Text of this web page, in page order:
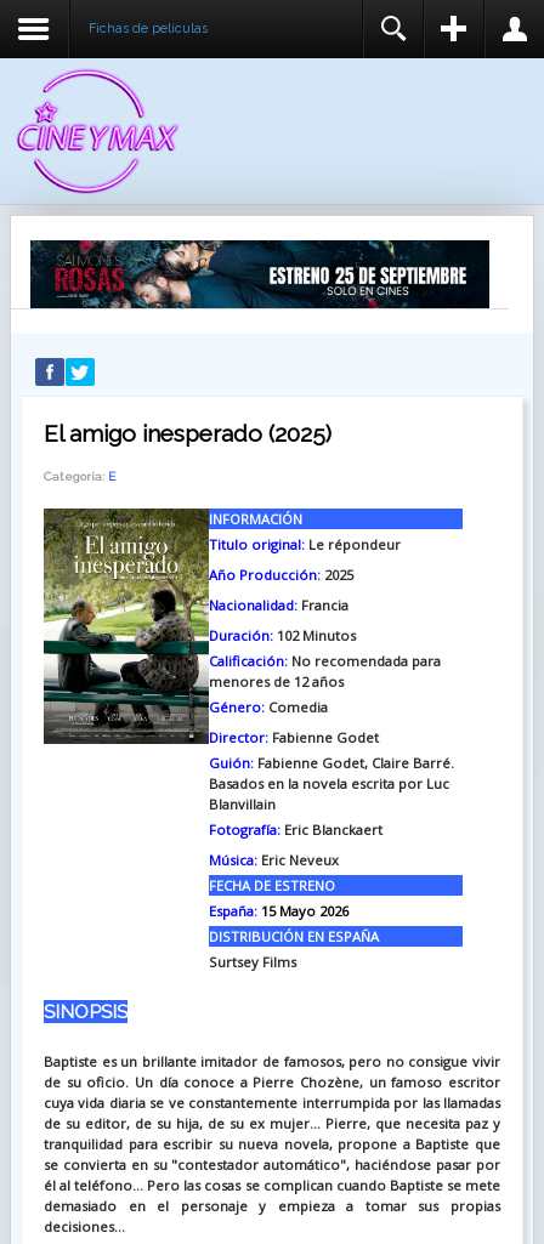
Fichas de peliculas
RECUÉRDEME
IDENTIFICARSE
REGISTER
El amigo inesperado (2025)
Categoría: E
INFORMACIÓN
Titulo original:Le répondeur
Año Producción:2025
Nacionalidad:Francia
Duración:102 Minutos
Calificación:No recomendada para
menores de 12 años
Género:Comedia
Director:Fabienne Godet
Guión:Fabienne Godet, Claire Barré.
Basados en la novela escrita por Luc
Blanvillain
Fotografía:Eric Blanckaert
Música:Eric Neveux
FECHA DE ESTRENO
España:15 Mayo 2026
DISTRIBUCIÓN EN ESPAÑA
Surtsey Films
SINOPSIS
Baptiste es un brillante imitador de famosos, pero no consigue vivir
de su oficio. Un día conoce a Pierre Chozène, un famoso escritor
cuya vida diaria se ve constantemente interrumpida por las llamadas
de su editor, de su hija, de su ex mujer... Pierre, que necesita paz y
tranquilidad para escribir su nueva novela, propone a Baptiste que
se convierta en su "contestador automático", haciéndose pasar por
él al teléfono... Pero las cosas se complican cuando Baptiste se mete
demasiado en el personaje y empieza a tomar sus propias
decisiones...